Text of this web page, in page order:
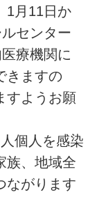
1月11日か
センター
療機関に
きますの
すようお願
個人を感染
族、地域全
ながります